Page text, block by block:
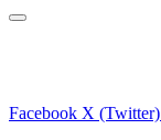
Facebook X (Twitter)